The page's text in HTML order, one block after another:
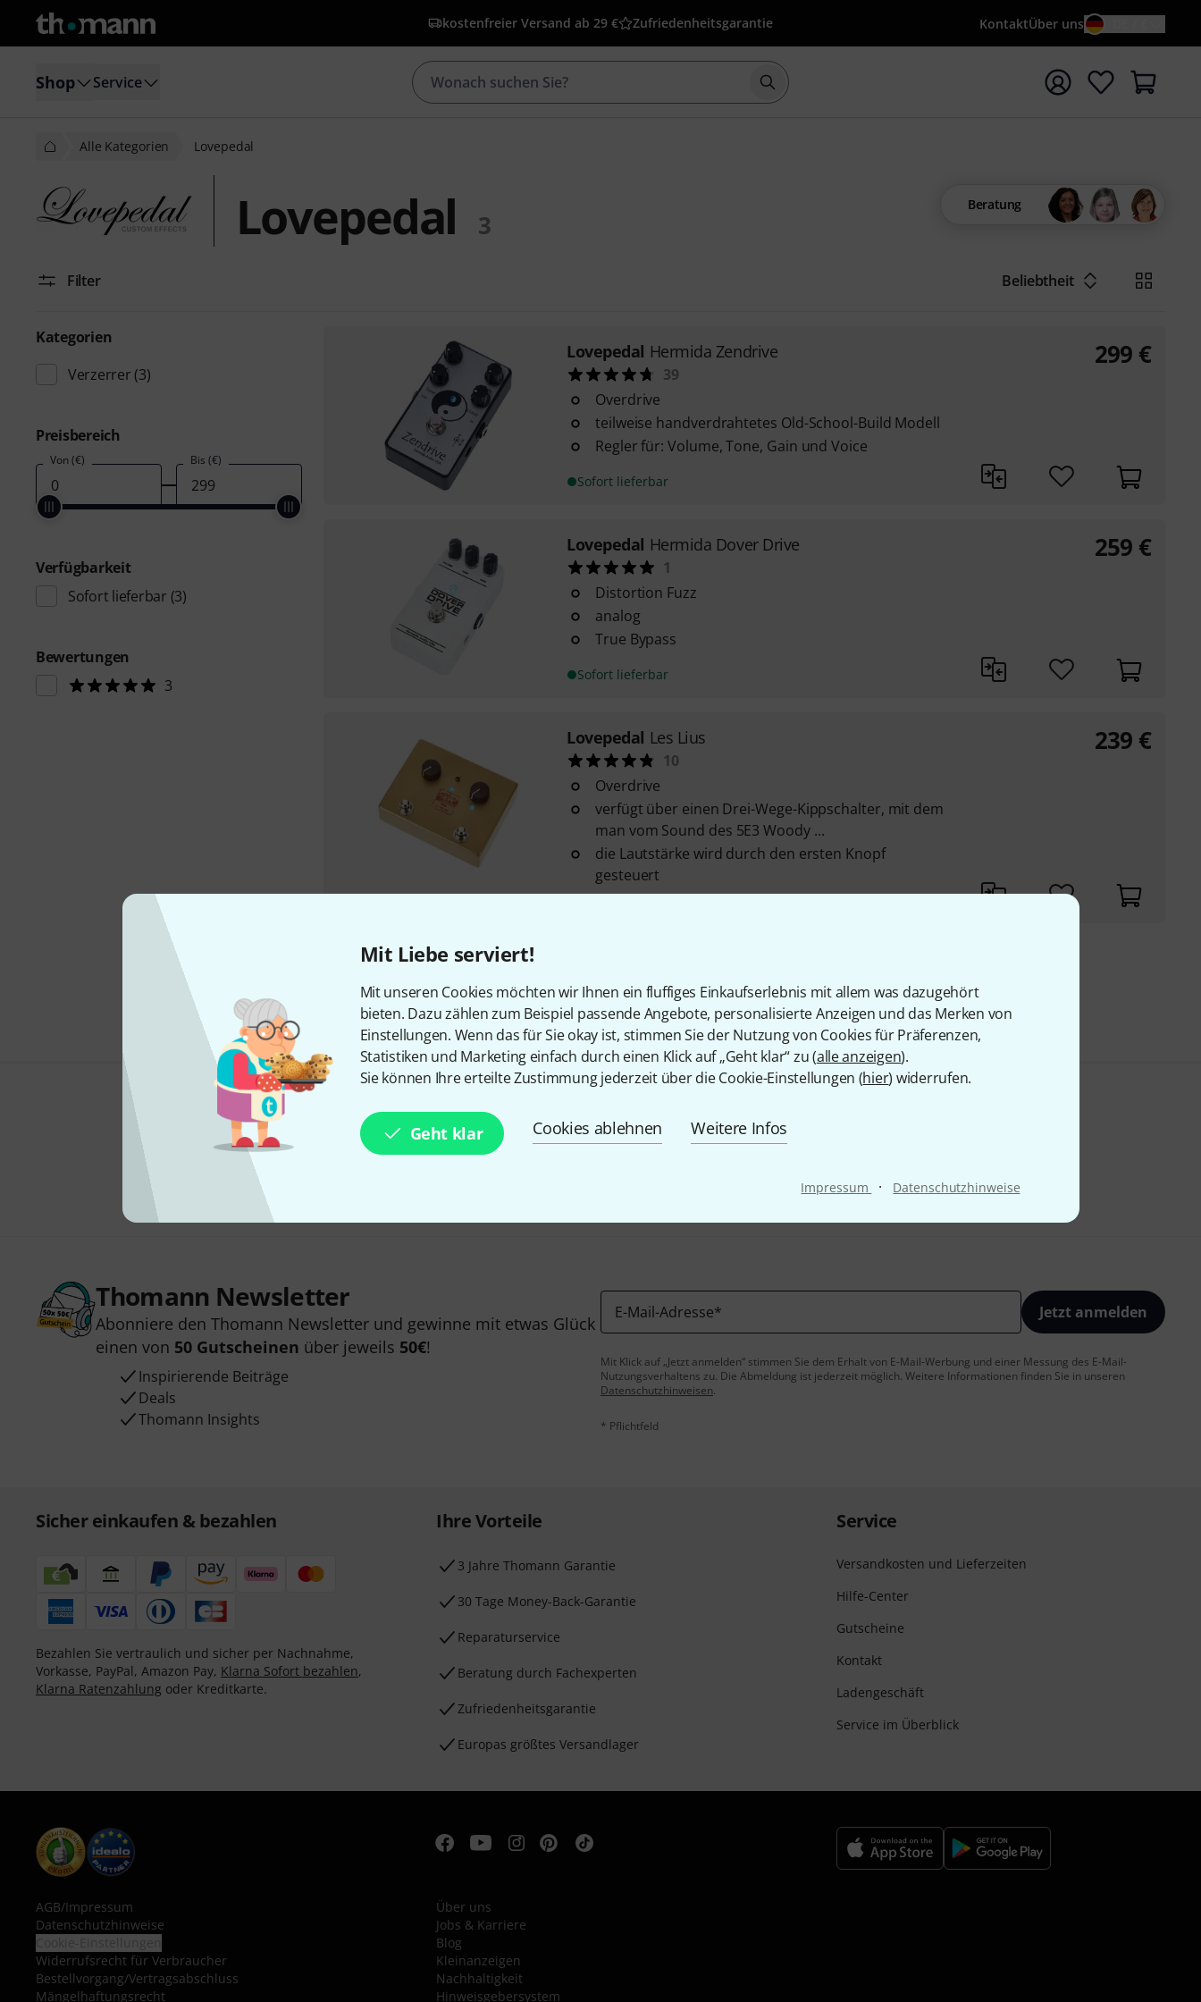
Mit Liebe serviert!
Mit unseren Cookies möchten wir Ihnen ein fluffiges Einkaufserlebnis mit allem was dazugehört
bieten. Dazu zählen zum Beispiel passende Angebote, personalisierte Anzeigen und das Merken von
Einstellungen. Wenn das für Sie okay ist, stimmen Sie der Nutzung von Cookies für Präferenzen,
Statistiken und Marketing einfach durch einen Klick auf „Geht klar“ zu (alle anzeigen).
Sie können Ihre erteilte Zustimmung jederzeit über die Cookie-Einstellungen (hier) widerrufen.
Geht klar Cookies ablehnen Weitere Infos
Impressum · Datenschutzhinweise
kostenfreier Versand ab 29 € Zufriedenheitsgarantie KontaktÜber uns
Shop Service Suche mit Suchwort {searchTerm} starten
Alle Kategorien Lovepedal
Lovepedal 3
Beratung
Filter Beliebtheit
Kategorien
Verzerrer (3)
Preisbereich
Von (€) Bis (€)
Verfügbarkeit
Sofort lieferbar (3)
Bewertungen
3
Lovepedal Hermida Zendrive
39
Overdrive
teilweise handverdrahtetes Old-School-Build Modell
Regler für: Volume, Tone, Gain und Voice
Sofort lieferbar
299 €
Lovepedal Hermida Dover Drive
1
Distortion Fuzz
analog
True Bypass
Sofort lieferbar
259 €
Lovepedal Les Lius
10
Overdrive
verfügt über einen Drei-Wege-Kippschalter, mit dem
man vom Sound des 5E3 Woody ...
die Lautstärke wird durch den ersten Knopf
gesteuert
Sofort lieferbar
239 €
Alle Preise inkl. MwSt.
Gefällt Ihnen, was Sie sehen?
Thomann Newsletter
Abonniere den Thomann Newsletter und gewinne mit etwas Glück
einen von 50 Gutscheinen über jeweils 50€!
Inspirierende Beiträge
Deals
Thomann Insights
E-Mail-Adresse* Jetzt anmelden
Mit Klick auf „Jetzt anmelden“ stimmen Sie dem Erhalt von E-Mail-Werbung und einer Messung des E-Mail-
Nutzungsverhaltens zu. Die Abmeldung ist jederzeit möglich. Weitere Informationen finden Sie in unseren
Datenschutzhinweisen.
* Pflichtfeld
Sicher einkaufen & bezahlen
Bezahlen Sie vertraulich und sicher per Nachnahme,
Vorkasse, PayPal, Amazon Pay, Klarna Sofort bezahlen,
Klarna Ratenzahlung oder Kreditkarte.
Ihre Vorteile
3 Jahre Thomann Garantie
30 Tage Money-Back-Garantie
Reparaturservice
Beratung durch Fachexperten
Zufriedenheitsgarantie
Europas größtes Versandlager
Service
Versandkosten und Lieferzeiten
Hilfe-Center
Gutscheine
Kontakt
Ladengeschäft
Service im Überblick
AGB/Impressum
Datenschutzhinweise
Widerrufsrecht für Verbraucher
Bestellvorgang/Vertragsabschluss
Mängelhaftungsrecht
Über uns
Jobs & Karriere
Blog
Kleinanzeigen
Nachhaltigkeit
Hinweisgebersystem